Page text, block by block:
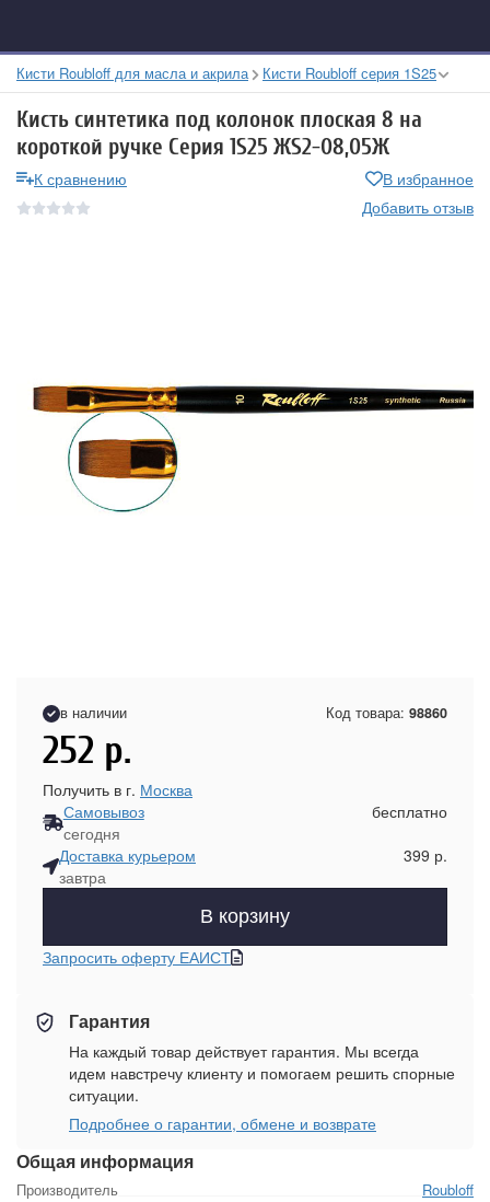
Кисти Roubloff для масла и акрила Кисти Roubloff серия 1S25
Кисть синтетика под колонок плоская 8 на
короткой ручке Серия 1S25 ЖS2-08,05Ж
К сравнению
В избранное
Добавить отзыв
Общая информация
Производитель
Roubloff
в наличии Код товара: 98860
252 р.
Получить в г. Москва
Самовывоз
сегодня
бесплатно
Доставка курьером
завтра
399 р.
В корзину
Запросить оферту ЕАИСТ
Гарантия
На каждый товар действует гарантия. Мы всегда
идем навстречу клиенту и помогаем решить спорные
ситуации.
Подробнее о гарантии, обмене и возврате